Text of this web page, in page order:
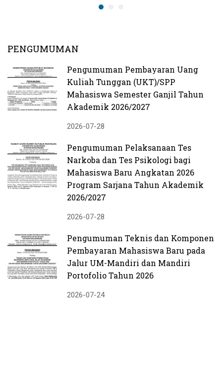
PENGUMUMAN
Pengumuman Pembayaran Uang
Kuliah Tunggan (UKT)/SPP
Mahasiswa Semester Ganjil Tahun
Akademik 2026/2027
2026-07-28
Pengumuman Pelaksanaan Tes
Narkoba dan Tes Psikologi bagi
Mahasiswa Baru Angkatan 2026
Program Sarjana Tahun Akademik
2026/2027
2026-07-28
Pengumuman Teknis dan Komponen
Pembayaran Mahasiswa Baru pada
Jalur UM-Mandiri dan Mandiri
Portofolio Tahun 2026
2026-07-24